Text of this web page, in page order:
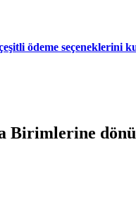
ödeme seçeneklerini
Birimlerine